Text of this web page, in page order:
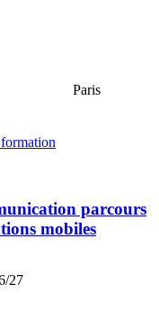
Paris
parcours
mobiles
27